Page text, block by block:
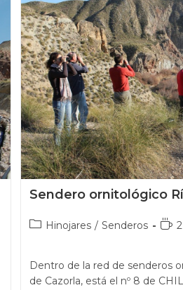
Sendero ornitológico
Hinojares / Senderos
Dentro de la red de senderos
de Cazorla, está el nº 8 de